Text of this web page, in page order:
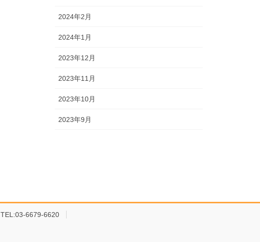
2024年2月
2024年1月
2023年12月
2023年11月
2023年10月
2023年9月
TEL:03-6679-6620